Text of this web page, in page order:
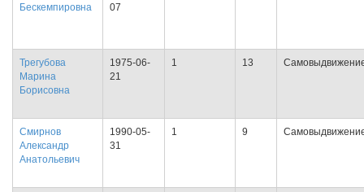
Бескемпировна
07
Трегубова
Марина
Борисовна
1975-06-
21
1 13
Смирнов
Александр
Анатольевич
1990-05-
31
1 9